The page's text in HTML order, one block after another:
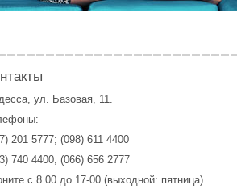
ул. Базовая, 11.
201 5777; (098) 611 4400
740 4400; (066) 656 2777
с 8.00 до 17-00 (выходной: пятница)